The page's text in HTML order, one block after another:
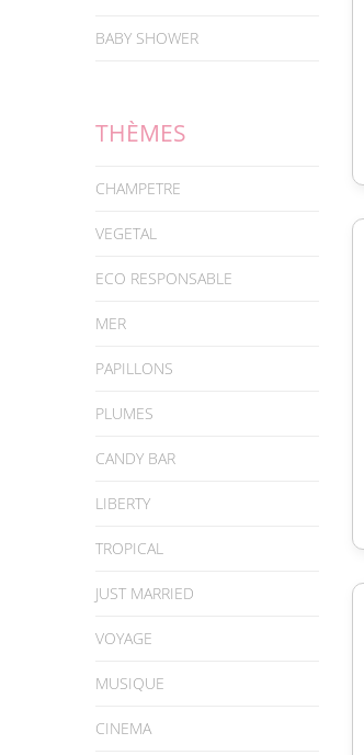
BABY SHOWER
THÈMES
CHAMPETRE
VEGETAL
ECO RESPONSABLE
MER
PAPILLONS
PLUMES
CANDY BAR
LIBERTY
TROPICAL
JUST MARRIED
VOYAGE
MUSIQUE
CINEMA